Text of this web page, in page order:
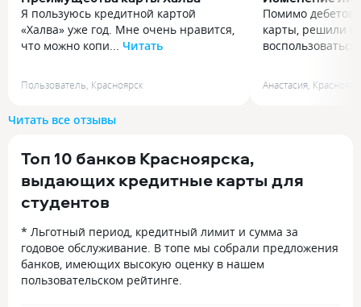
Я пользуюсь кредитной картой
«Халва» уже год. Мне очень нравится,
что можно копи... Читать
что можно копить баллы и потом
много партнёров, в которых можно
и полезно для повседневной жизни.
Пользователь Красноярск
Помимо
карты, решили
меньшей суммы.
на оператора.
быстро
вопроса. О чудо,
Анастасия
Читать все отзывы
Топ 10 банков Красноярска,
выдающих кредитные карты для
студентов
* Льготный период, кредитный лимит и сумма за
годовое обслуживание. В топе мы собрали предложения
банков, имеющих высокую оценку в нашем
пользовательском рейтинге.